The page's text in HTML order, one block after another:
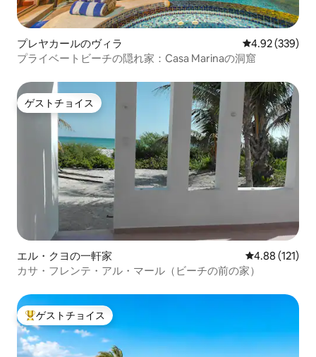
プレヤカールのヴィラ レビュー339
4.92 (339)
プライベートビーチの隠れ家：Casa Marinaの洞窟
ゲストチョイス
ゲストチョイス
エル・クヨの一軒家 レビュー121
4.88 (121)
カサ・フレンテ・アル・マール（ビーチの前の家）
大好評のゲストチョイスです。
ゲストチョイス